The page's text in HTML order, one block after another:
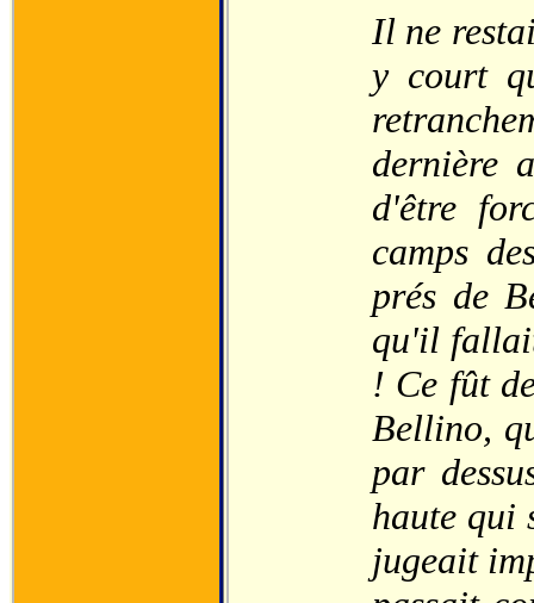
Il ne
y court
dernière
d'être
camps
prés de
qu'il
! Ce fût
Bellino,
par
haute qui
jugeait